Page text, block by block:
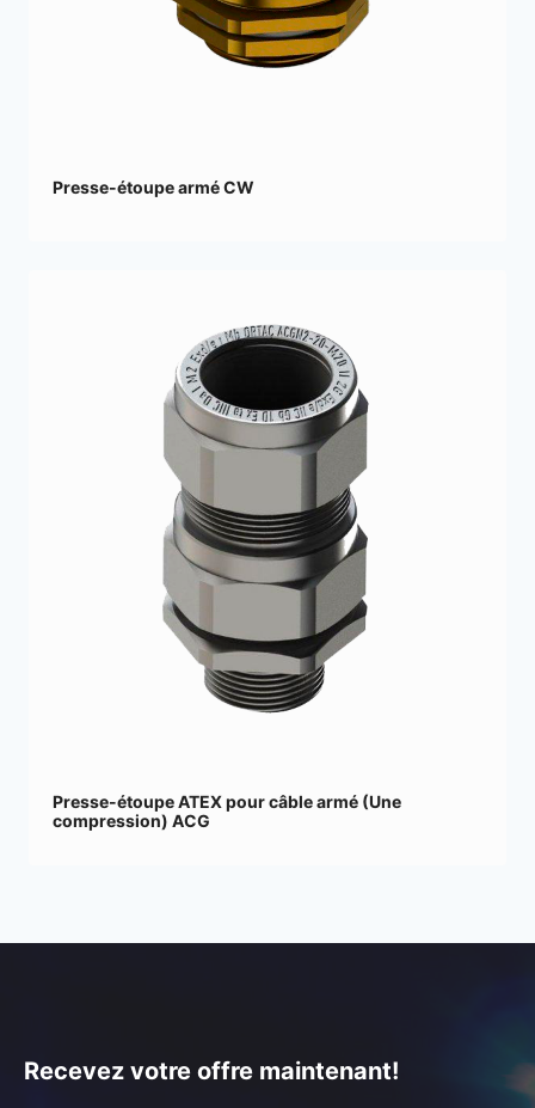
Presse-étoupe armé CW
Presse-étoupe ATEX pour câble armé (Une
compression) ACG
Recevez votre offre maintenant!